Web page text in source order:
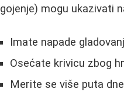
gojenje) mogu ukazivati
Imate napade
Osećate krivicu zbog
Merite se više puta